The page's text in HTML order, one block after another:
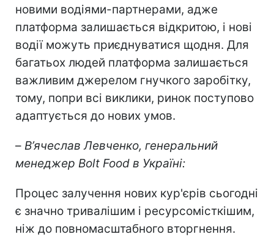
новими водіями-партнерами, адже
платформа залишається відкритою, і нові
водії можуть приєднуватися щодня. Для
багатьох людей платформа залишається
важливим джерелом гнучкого заробітку,
тому, попри всі виклики, ринок поступово
адаптується до нових умов.
– В’ячеслав Левченко, генеральний
менеджер Bolt Food в Україні:
Процес залучення нових кур'єрів сьогодні
є значно тривалішим і ресурсомісткішим,
ніж до повномасштабного вторгнення.